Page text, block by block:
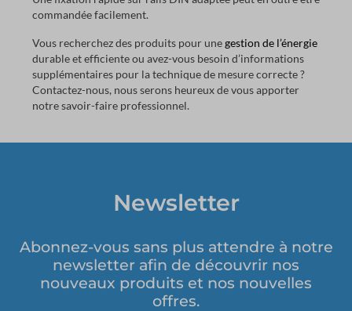
commandée facilement.
Vous recherchez des produits pour unegestion de l’énergie
durable et efficiente ou avez-vous besoin d’informations
supplémentaires pour la technique de mesure correcte ?
Contactez-nous, nous serons heureux de vous apporter
notre savoir-faire professionnel.
Newsletter
Abonnez-vous sans plus attendre à notre
newsletter afin de découvrir nos
nouveaux produits et nos nouvelles
offres.